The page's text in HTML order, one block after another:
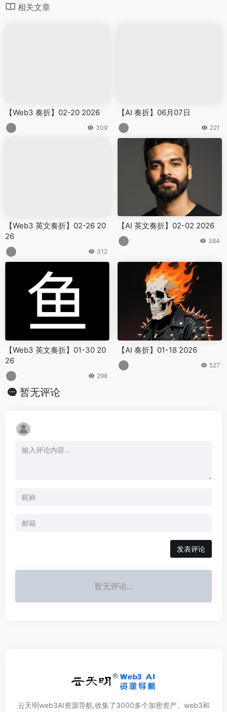
相关文章
【Web3 奏折】02-20 2026
309
【AI 奏折】06月07日
221
【Web3 英文奏折】02-26 20
26
312
【AI 英文奏折】02-02 2026
384
【Web3 英文奏折】01-30 20
26
298
【AI 奏折】01-18 2026
527
暂无评论
发表评论
暂无评论...
云天明web3AI资源导航,收集了3000多个加密资产、web3和